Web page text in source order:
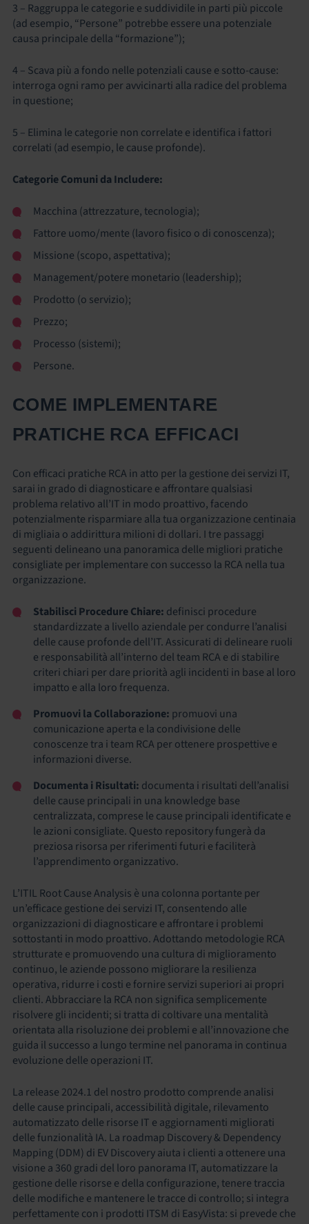
3 – Raggruppa le categorie e suddividile in parti più piccole
(ad esempio, “Persone” potrebbe essere una potenziale
causa principale della “formazione”);
4 – Scava più a fondo nelle potenziali cause e sotto-cause:
interroga ogni ramo per avvicinarti alla radice del problema
in questione;
5 – Elimina le categorie non correlate e identifica i fattori
correlati (ad esempio, le cause profonde).
Categorie Comuni da Includere:
Macchina (attrezzature, tecnologia);
Fattore uomo/mente (lavoro fisico o di conoscenza);
Missione (scopo, aspettativa);
Management/potere monetario (leadership);
Prodotto (o servizio);
Prezzo;
Processo (sistemi);
Persone.
COME IMPLEMENTARE
PRATICHE RCA EFFICACI
Con efficaci pratiche RCA in atto per la gestione dei servizi IT,
sarai in grado di diagnosticare e affrontare qualsiasi
problema relativo all’IT in modo proattivo, facendo
potenzialmente risparmiare alla tua organizzazione centinaia
di migliaia o addirittura milioni di dollari. I tre passaggi
seguenti delineano una panoramica delle migliori pratiche
consigliate per implementare con successo la RCA nella tua
organizzazione.
Stabilisci Procedure Chiare: definisci procedure
standardizzate a livello aziendale per condurre l’analisi
delle cause profonde dell’IT. Assicurati di delineare ruoli
e responsabilità all’interno del team RCA e di stabilire
criteri chiari per dare priorità agli incidenti in base al loro
impatto e alla loro frequenza.
Promuovi la Collaborazione: promuovi una
comunicazione aperta e la condivisione delle
conoscenze tra i team RCA per ottenere prospettive e
informazioni diverse.
Documenta i Risultati: documenta i risultati dell’analisi
delle cause principali in una knowledge base
centralizzata, comprese le cause principali identificate e
le azioni consigliate. Questo repository fungerà da
preziosa risorsa per riferimenti futuri e faciliterà
l’apprendimento organizzativo.
L’ITIL Root Cause Analysis è una colonna portante per
un’efficace gestione dei servizi IT, consentendo alle
organizzazioni di diagnosticare e affrontare i problemi
sottostanti in modo proattivo. Adottando metodologie RCA
strutturate e promuovendo una cultura di miglioramento
continuo, le aziende possono migliorare la resilienza
operativa, ridurre i costi e fornire servizi superiori ai propri
clienti. Abbracciare la RCA non significa semplicemente
risolvere gli incidenti; si tratta di coltivare una mentalità
orientata alla risoluzione dei problemi e all’innovazione che
guida il successo a lungo termine nel panorama in continua
evoluzione delle operazioni IT.
La release 2024.1 del nostro prodotto comprende analisi
delle cause principali, accessibilità digitale, rilevamento
automatizzato delle risorse IT e aggiornamenti migliorati
delle funzionalità IA. La roadmap Discovery & Dependency
Mapping (DDM) di EV Discovery aiuta i clienti a ottenere una
visione a 360 gradi del loro panorama IT, automatizzare la
gestione delle risorse e della configurazione, tenere traccia
delle modifiche e mantenere le tracce di controllo; si integra
perfettamente con i prodotti ITSM di EasyVista: si prevede che